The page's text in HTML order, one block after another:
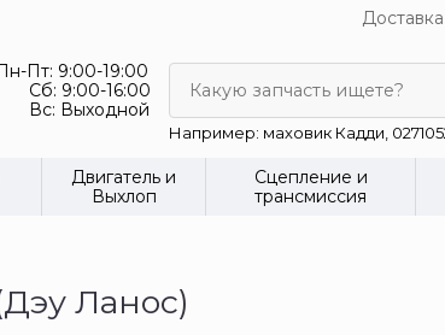
Пт: 9:00-19:00
Сб: 9:00-16:00
Вс: Выходной
Какую запчасть ищете?
Например: маховик Кадди,
Двигатель и
Выхлоп
Сцепление и
трансмиссия
Ланос)